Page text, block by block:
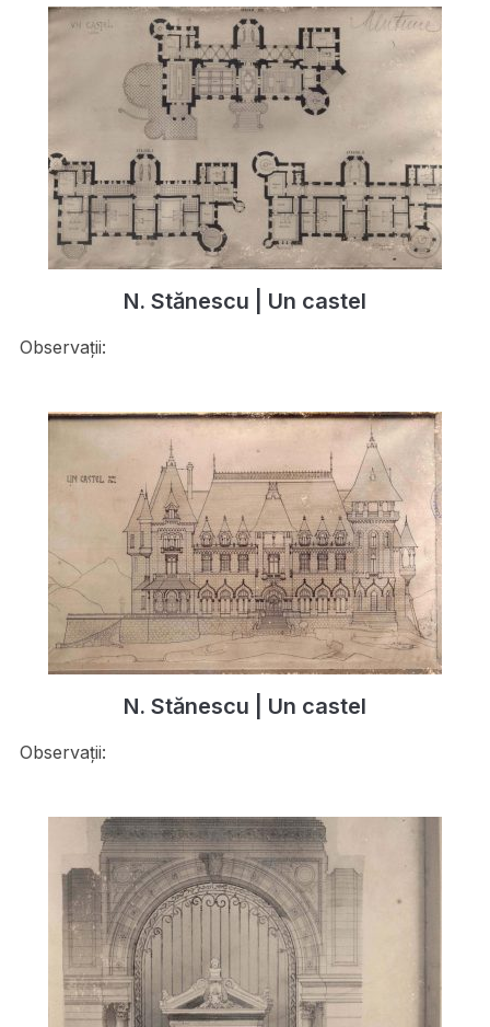
N. Stănescu | Un castel
Observații:
N. Stănescu | Un castel
Observații: